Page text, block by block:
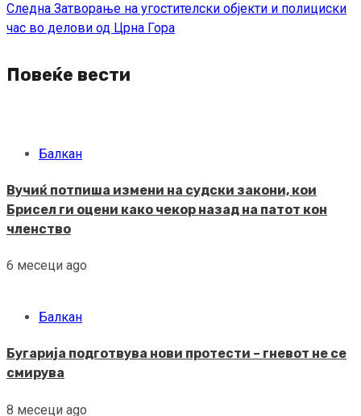
Следна Затворање на угостителски објекти и полициски
час во делови од Црна Гора
Повеќе вести
Балкан
Вучиќ потпиша измени на судски закони, кои
Брисел ги оцени како чекор назад на патот кон
членство
6 месеци ago
Балкан
Бугарија подготвува нови протести – гневот не се
смирува
8 месеци ago